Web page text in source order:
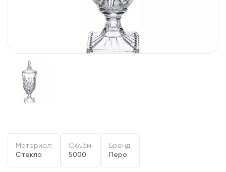
Материал:
Стекло
Объём:
5000
Бренд:
Перо